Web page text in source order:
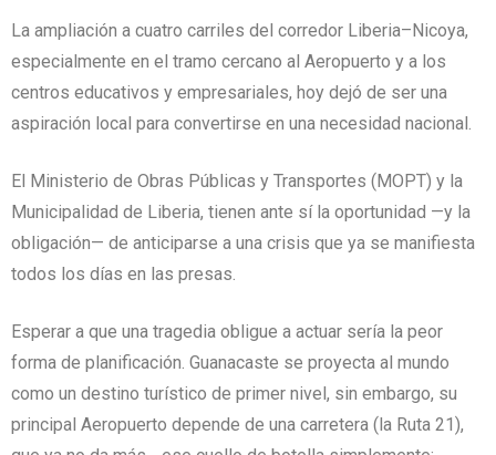
La ampliación a cuatro carriles del corredor Liberia–Nicoya,
especialmente en el tramo cercano al Aeropuerto y a los
centros educativos y empresariales, hoy dejó de ser una
aspiración local para convertirse en una necesidad nacional.
El Ministerio de Obras Públicas y Transportes (MOPT) y la
Municipalidad de Liberia, tienen ante sí la oportunidad —y la
obligación— de anticiparse a una crisis que ya se manifiesta
todos los días en las presas.
Esperar a que una tragedia obligue a actuar sería la peor
forma de planificación. Guanacaste se proyecta al mundo
como un destino turístico de primer nivel, sin embargo, su
principal Aeropuerto depende de una carretera (la Ruta 21),